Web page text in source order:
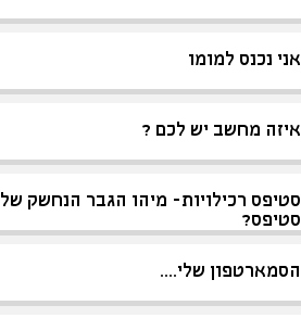
אני נכנס למומו
איזה מחשב יש לכם ?
סטיפס רכילויות- מיהו הגבר הנחשק של
סטיפס?
הסמארטפון שלי....